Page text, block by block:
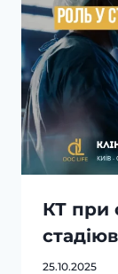
КТ при
25.10.2025